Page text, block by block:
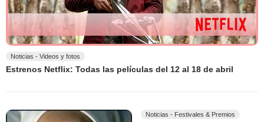
Noticias - Videos y fotos
Estrenos Netflix: Todas las películas del 12 al 18 de abril
Noticias - Festivales & Premios